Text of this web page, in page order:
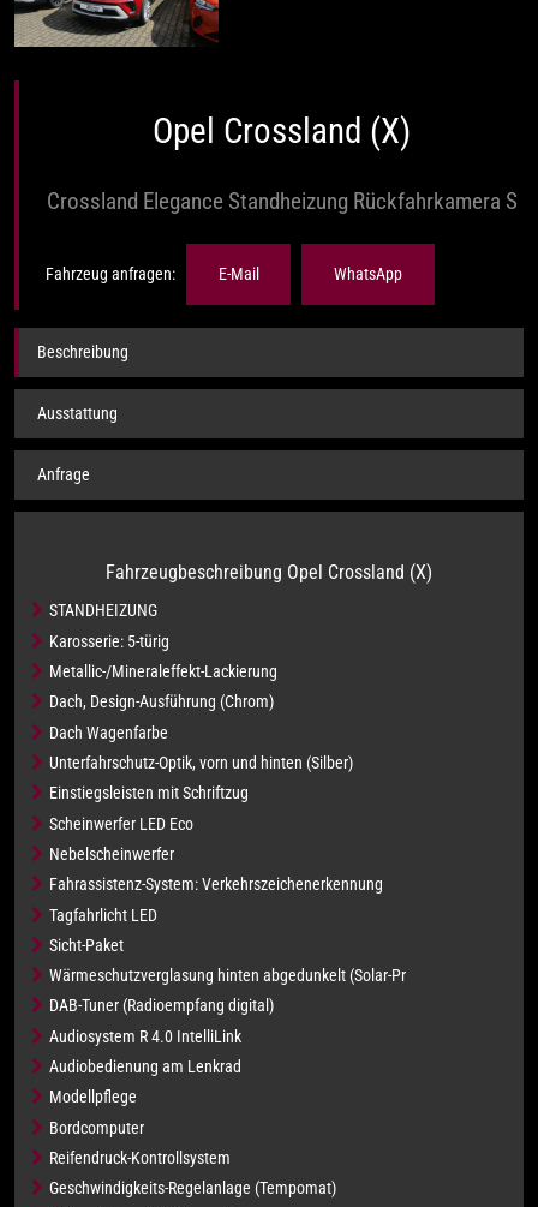
Opel Crossland (X)
Crossland Elegance Standheizung Rückfahrkamera S
Fahrzeug anfragen: E-Mail WhatsApp
Beschreibung
Ausstattung
Anfrage
Fahrzeugbeschreibung Opel Crossland (X)
STANDHEIZUNG
Karosserie: 5-türig
Metallic-/Mineraleffekt-Lackierung
Dach, Design-Ausführung (Chrom)
Dach Wagenfarbe
Unterfahrschutz-Optik, vorn und hinten (Silber)
Einstiegsleisten mit Schriftzug
Scheinwerfer LED Eco
Nebelscheinwerfer
Fahrassistenz-System: Verkehrszeichenerkennung
Tagfahrlicht LED
Sicht-Paket
Wärmeschutzverglasung hinten abgedunkelt (Solar-Pr
DAB-Tuner (Radioempfang digital)
Audiosystem R 4.0 IntelliLink
Audiobedienung am Lenkrad
Modellpflege
Bordcomputer
Reifendruck-Kontrollsystem
Geschwindigkeits-Regelanlage (Tempomat)